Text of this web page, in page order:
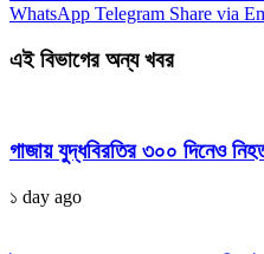
WhatsApp Telegram Share via
এই বিভাগের অন্য খবর
গাজায় যুদ্ধবিরতির ৩০০ দিনেও
১ day ago